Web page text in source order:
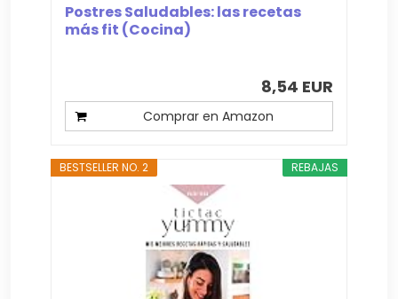
Postres Saludables: las recetas
más fit (Cocina)
8,54 EUR
Comprar en Amazon
REBAJAS
BESTSELLER NO. 2